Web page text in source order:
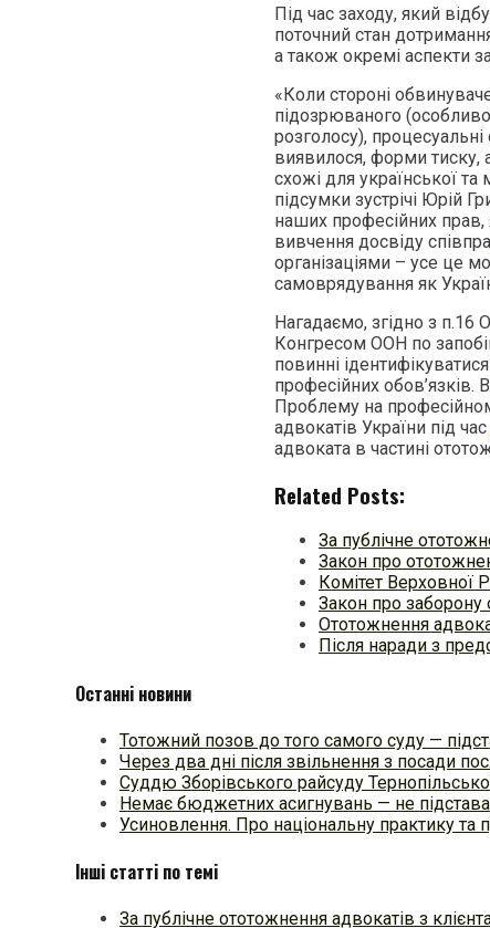
Під час заходу, який
поточний стан
а також окремі аспекти
«Коли стороні
підозрюваного
розголосу),
виявилося, форми тиску,
схожі для української
підсумки зустрічі Юрій
наших професійних
вивчення досвіду
організаціями – усе це
самоврядування як
Нагадаємо, згідно з п.16
Конгресом ООН по
повинні
професійних обов’язків.
Проблему на
адвокатів України під час
адвоката в частині
Related Posts:
За публічне
Закон про
Комітет Верховної
Закон про заборону
Ототожнення
Після наради з
Останні новини
Тотожний позов до того самого суду —
Через два дні після звільнення з посади
Суддю Зборівського райсуду
Немає бюджетних асигнувань — не
Усиновлення. Про національну практику
Інші статті по темі
За публічне ототожнення адвокатів з